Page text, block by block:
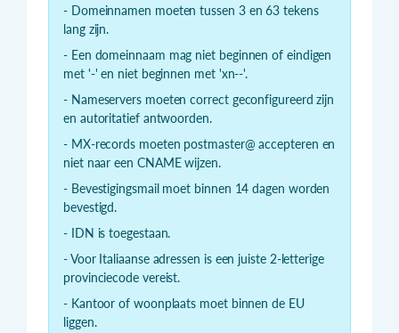
- Domeinnamen moeten tussen 3 en 63 tekens
lang zijn.
- Een domeinnaam mag niet beginnen of eindigen
met '-' en niet beginnen met 'xn--'.
- Nameservers moeten correct geconfigureerd zijn
en autoritatief antwoorden.
- MX-records moeten postmaster@ accepteren en
niet naar een CNAME wijzen.
- Bevestigingsmail moet binnen 14 dagen worden
bevestigd.
- IDN is toegestaan.
- Voor Italiaanse adressen is een juiste 2-letterige
provinciecode vereist.
- Kantoor of woonplaats moet binnen de EU
liggen.